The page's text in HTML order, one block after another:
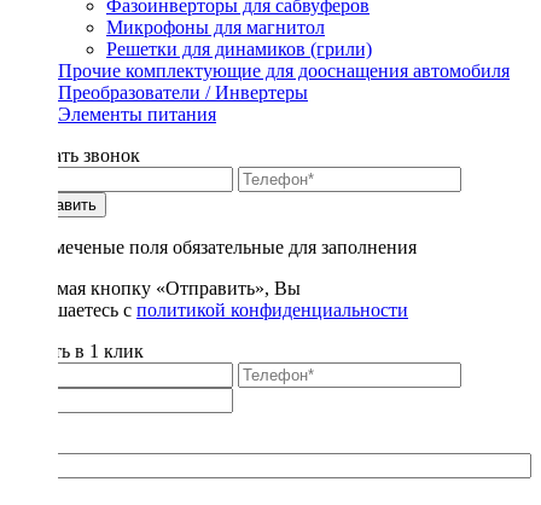
Фазоинверторы для сабвуферов
Микрофоны для магнитол
Решетки для динамиков (грили)
Прочие комплектующие для дооснащения автомобиля
Преобразователи / Инвертеры
Элементы питания
Заказать звонок
Отправить
* - отмеченые поля обязательные для заполнения
Нажимая кнопку «Отправить», Вы
соглашаетесь с политикой конфиденциальности
Купить в 1 клик